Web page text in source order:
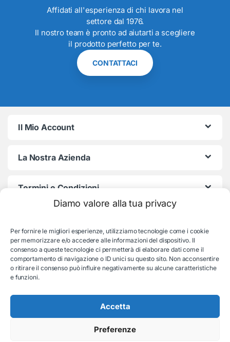
Diamo valore alla tua privacy
Per fornire le migliori esperienze, utilizziamo tecnologie come i cookie
per memorizzare e/o accedere alle informazioni del dispositivo. Il
consenso a queste tecnologie ci permetterà di elaborare dati come il
comportamento di navigazione o ID unici su questo sito. Non acconsentire
o ritirare il consenso può influire negativamente su alcune caratteristiche
e funzioni.
Accetta
Preferenze
Affidati all'esperienza di chi lavora nel
settore dal 1976.
Il nostro team è pronto ad aiutarti a scegliere
il prodotto perfetto per te.
CONTATTACI
Il Mio Account
La Nostra Azienda
Termini e Condizioni
Consulenza e supporto:
035-19831192
© EB Store By Belotti Informatica & Elettronica